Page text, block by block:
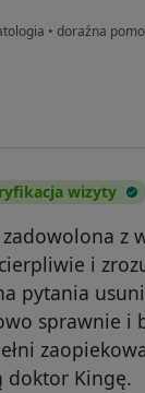
• doraźna
wizyty
z
i
pytania
sprawnie i
doktor Kingę.